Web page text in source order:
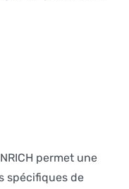
permet une
spécifiques de